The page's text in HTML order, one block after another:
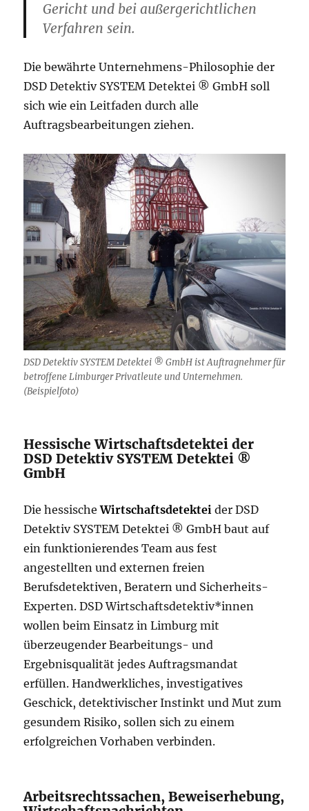
Gericht und bei außergerichtlichen
Verfahren sein.
Die bewährte Unternehmens-Philosophie der
DSD Detektiv SYSTEM Detektei ® GmbH soll
sich wie ein Leitfaden durch alle
Auftragsbearbeitungen ziehen.
DSD Detektiv SYSTEM Detektei ® GmbH ist Auftragnehmer für
betroffene Limburger Privatleute und Unternehmen.
(Beispielfoto)
Hessische Wirtschaftsdetektei der
DSD Detektiv SYSTEM Detektei ®
GmbH
Die hessischeWirtschaftsdetektei der DSD
Detektiv SYSTEM Detektei ® GmbH baut auf
ein funktionierendes Team aus fest
angestellten und externen freien
Berufsdetektiven, Beratern und Sicherheits-
Experten. DSD Wirtschaftsdetektiv*innen
wollen beim Einsatz in Limburg mit
überzeugender Bearbeitungs- und
Ergebnisqualität jedes Auftragsmandat
erfüllen. Handwerkliches, investigatives
Geschick, detektivischer Instinkt und Mut zum
gesundem Risiko, sollen sich zu einem
erfolgreichen Vorhaben verbinden.
Arbeitsrechtssachen, Beweiserhebung,